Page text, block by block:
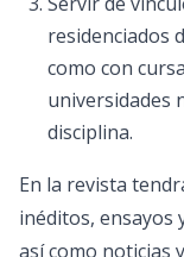
residenciados
como con
universidades
disciplina.
En la revista
inéditos, ensayos
así como noticias